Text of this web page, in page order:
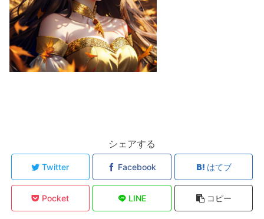
シェアする
Twitter Facebook はてブ
Pocket LINE コピー